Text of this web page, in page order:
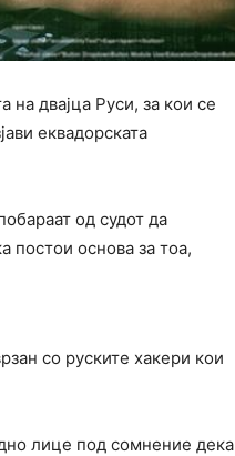
на двајца Руси, за кои се
еквадорската
од судот да
постои основа за тоа,
со руските хакери кои
лице под сомнение дека